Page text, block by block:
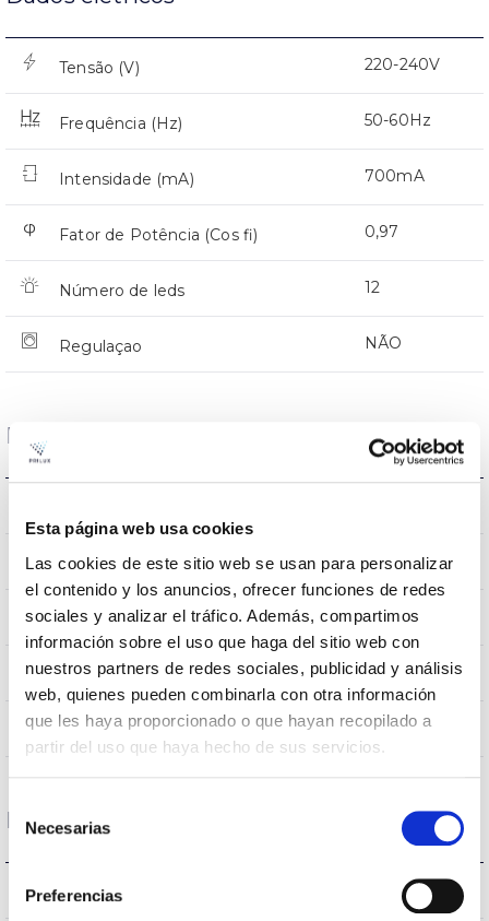
Esta página web usa cookies
Las cookies de este sitio web se usan para personalizar
el contenido y los anuncios, ofrecer funciones de redes
sociales y analizar el tráfico. Además, compartimos
información sobre el uso que haga del sitio web con
nuestros partners de redes sociales, publicidad y análisis
web, quienes pueden combinarla con otra información
que les haya proporcionado o que hayan recopilado a
partir del uso que haya hecho de sus servicios.
de
consentimiento
Necesarias
Preferencias
Tensão (V) 220-240V
Frequência (Hz) 50-60Hz
Intensidade (mA) 700mA
Fator de Potência (Cos fi) 0,97
Número de leds 12
Regulaçao NÃO
Dimensões e montagem
Resistência ao vento 0,124m2
Dimensão 540x230x112mm
Posição de montagem Monte Crúzio
Junção NÃO
Dados ópticos
Temperatura de cor 4000K